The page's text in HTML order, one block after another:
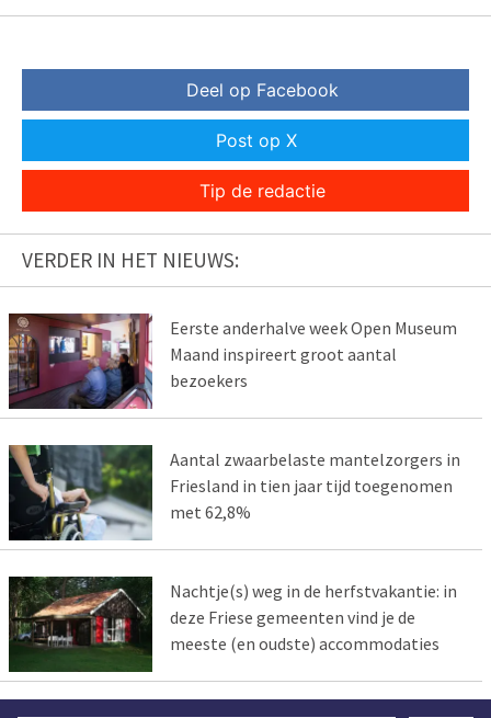
Deel op Facebook
Post op X
Tip de redactie
VERDER IN HET NIEUWS:
Eerste anderhalve week Open Museum
Maand inspireert groot aantal
bezoekers
Aantal zwaarbelaste mantelzorgers in
Friesland in tien jaar tijd toegenomen
met 62,8%
Nachtje(s) weg in de herfstvakantie: in
deze Friese gemeenten vind je de
meeste (en oudste) accommodaties